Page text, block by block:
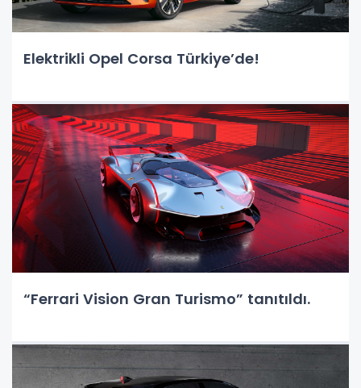
Elektrikli Opel Corsa Türkiye’de!
“Ferrari Vision Gran Turismo” tanıtıldı.